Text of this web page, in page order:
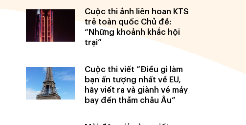
Cuộc thi ảnh liên hoan KTS
trẻ toàn quốc Chủ đề:
“Những khoảnh khắc hội
trại”
Cuộc thi viết “Điều gì làm
bạn ấn tượng nhất về EU,
hãy viết ra và giành vé máy
bay đến thăm châu Âu”